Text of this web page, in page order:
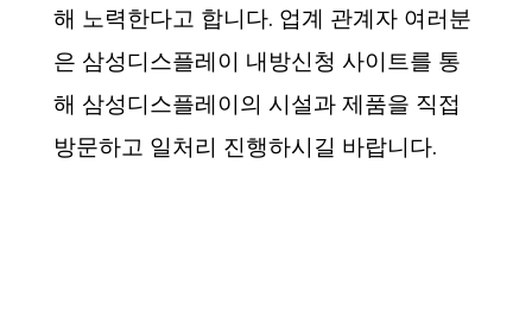
해 노력한다고 합니다. 업계 관계자 여러분
은 삼성디스플레이 내방신청 사이트를 통
해 삼성디스플레이의 시설과 제품을 직접
방문하고 일처리 진행하시길 바랍니다.